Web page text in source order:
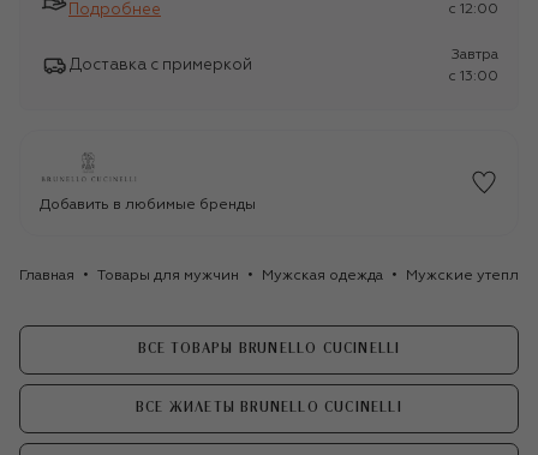
Подробнее
c 12:00
Доставка с примеркой
Завтра
c 13:00
Добавить в любимые бренды
Главная Товары для мужчин Мужская одежда Мужские
ВСЕ ТОВАРЫ BRUNELLO CUCINELLI
ВСЕ ЖИЛЕТЫ BRUNELLO CUCINELLI